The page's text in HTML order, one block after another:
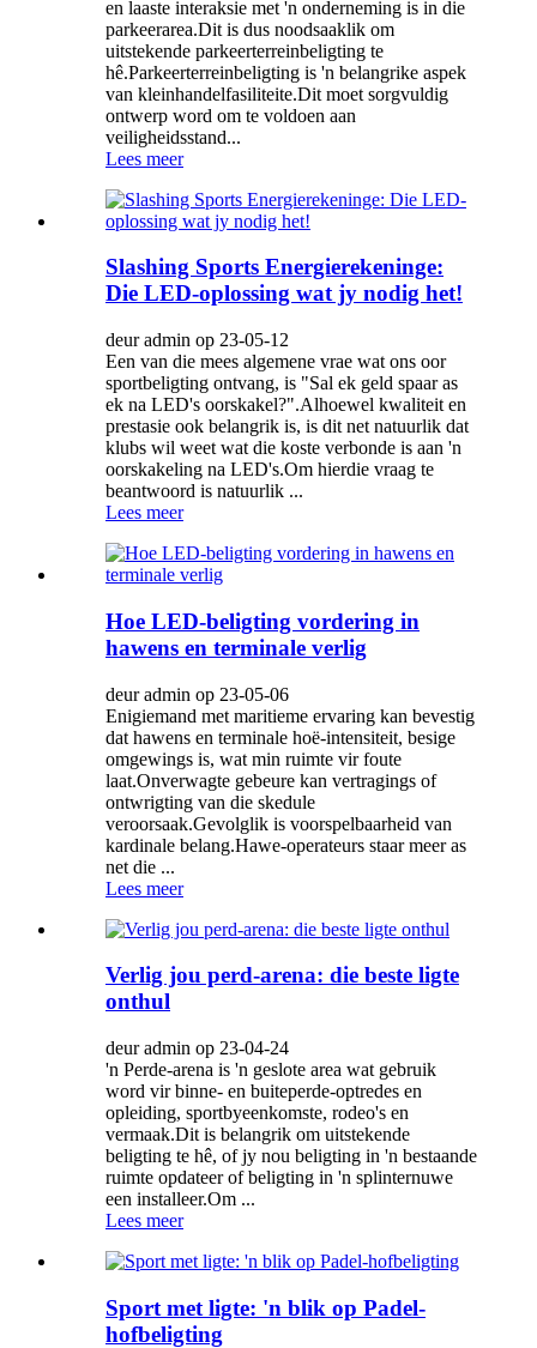
en laaste interaksie met 'n onderneming is in die
parkeerarea.Dit is dus noodsaaklik om
uitstekende parkeerterreinbeligting te
hê.Parkeerterreinbeligting is 'n belangrike aspek
van kleinhandelfasiliteite.Dit moet sorgvuldig
ontwerp word om te voldoen aan
veiligheidsstand...
Lees meer
Slashing Sports Energierekeninge:
Die LED-oplossing wat jy nodig het!
deur admin op 23-05-12
Een van die mees algemene vrae wat ons oor
sportbeligting ontvang, is "Sal ek geld spaar as
ek na LED's oorskakel?".Alhoewel kwaliteit en
prestasie ook belangrik is, is dit net natuurlik dat
klubs wil weet wat die koste verbonde is aan 'n
oorskakeling na LED's.Om hierdie vraag te
beantwoord is natuurlik ...
Lees meer
Hoe LED-beligting vordering in
hawens en terminale verlig
deur admin op 23-05-06
Enigiemand met maritieme ervaring kan bevestig
dat hawens en terminale hoë-intensiteit, besige
omgewings is, wat min ruimte vir foute
laat.Onverwagte gebeure kan vertragings of
ontwrigting van die skedule
veroorsaak.Gevolglik is voorspelbaarheid van
kardinale belang.Hawe-operateurs staar meer as
net die ...
Lees meer
Verlig jou perd-arena: die beste ligte
onthul
deur admin op 23-04-24
'n Perde-arena is 'n geslote area wat gebruik
word vir binne- en buiteperde-optredes en
opleiding, sportbyeenkomste, rodeo's en
vermaak.Dit is belangrik om uitstekende
beligting te hê, of jy nou beligting in 'n bestaande
ruimte opdateer of beligting in 'n splinternuwe
een installeer.Om ...
Lees meer
Sport met ligte: 'n blik op Padel-
hofbeligting